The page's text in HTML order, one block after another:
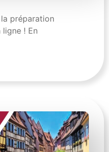
préparation
! En